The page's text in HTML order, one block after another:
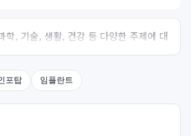
학, 기술, 생활, 건강 등 다양한 주제에 대
를 제공하는 온라인 자료실입니다.
포탑 임플란트